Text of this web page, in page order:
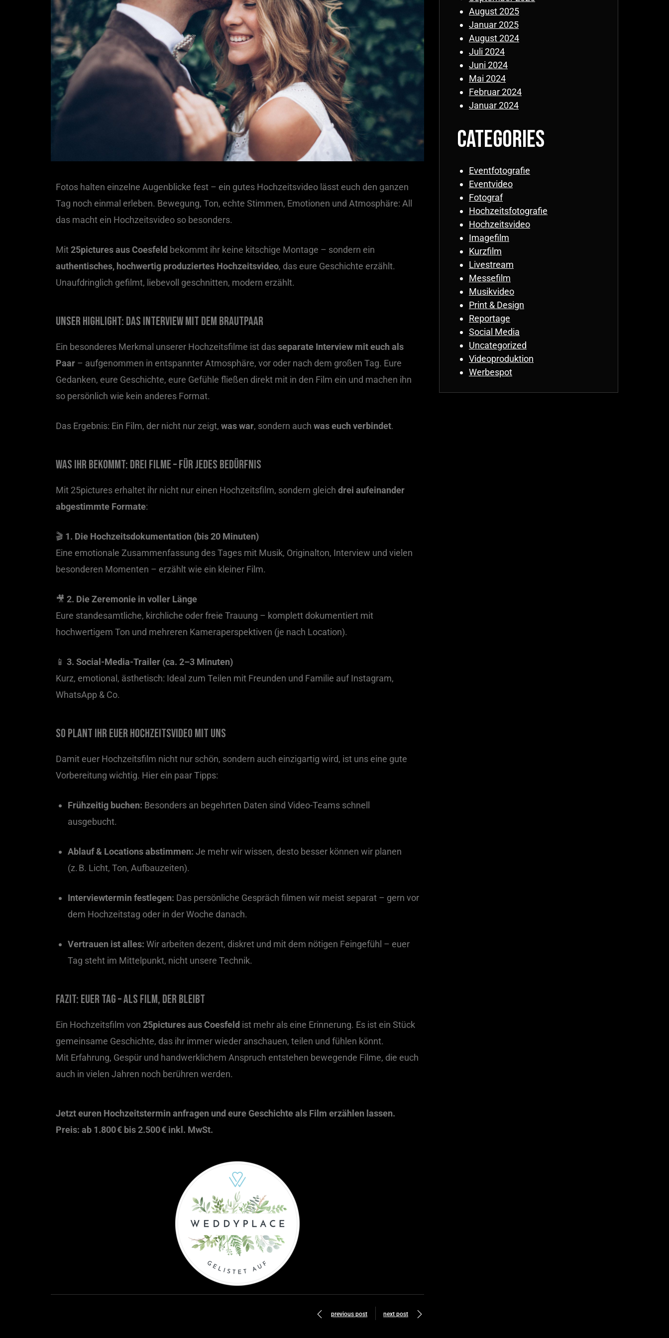
Fotos halten einzelne Augenblicke fest – ein gutes Hochzeitsvideo lässt euch den ganzen
Tag noch einmal erleben. Bewegung, Ton, echte Stimmen, Emotionen und Atmosphäre: All
das macht ein Hochzeitsvideo so besonders.
Mit25pictures aus Coesfeld bekommt ihr keine kitschige Montage – sondern ein
authentisches, hochwertig produziertes Hochzeitsvideo, das eure Geschichte erzählt.
Unaufdringlich gefilmt, liebevoll geschnitten, modern erzählt.
Unser Highlight: Das Interview mit dem Brautpaar
Ein besonderes Merkmal unserer Hochzeitsfilme ist dasseparate Interview mit euch als
Paar – aufgenommen in entspannter Atmosphäre, vor oder nach dem großen Tag. Eure
Gedanken, eure Geschichte, eure Gefühle fließen direkt mit in den Film ein und machen ihn
so persönlich wie kein anderes Format.
Das Ergebnis: Ein Film, der nicht nur zeigt, was war, sondern auch was euch verbindet.
Was ihr bekommt: Drei Filme – für jedes Bedürfnis
Mit 25pictures erhaltet ihr nicht nur einen Hochzeitsfilm, sondern gleich drei aufeinander
abgestimmte Formate:
🎬 1. Die Hochzeitsdokumentation (bis 20 Minuten)
Eine emotionale Zusammenfassung des Tages mit Musik, Originalton, Interview und vielen
besonderen Momenten – erzählt wie ein kleiner Film.
🎥 2. Die Zeremonie in voller Länge
Eure standesamtliche, kirchliche oder freie Trauung – komplett dokumentiert mit
hochwertigem Ton und mehreren Kameraperspektiven (je nach Location).
📱 3. Social-Media-Trailer (ca. 2–3 Minuten)
Kurz, emotional, ästhetisch: Ideal zum Teilen mit Freunden und Familie auf Instagram,
WhatsApp & Co.
So plant ihr euer Hochzeitsvideo mit uns
Damit euer Hochzeitsfilm nicht nur schön, sondern auch einzigartig wird, ist uns eine gute
Vorbereitung wichtig. Hier ein paar Tipps:
Frühzeitig buchen: Besonders an begehrten Daten sind Video-Teams schnell
ausgebucht.
Ablauf & Locations abstimmen: Je mehr wir wissen, desto besser können wir planen
(z. B. Licht, Ton, Aufbauzeiten).
Interviewtermin festlegen: Das persönliche Gespräch filmen wir meist separat – gern vor
dem Hochzeitstag oder in der Woche danach.
Vertrauen ist alles: Wir arbeiten dezent, diskret und mit dem nötigen Feingefühl – euer
Tag steht im Mittelpunkt, nicht unsere Technik.
Fazit: Euer Tag – als Film, der bleibt
Ein Hochzeitsfilm von 25pictures aus Coesfeld ist mehr als eine Erinnerung. Es ist ein Stück
gemeinsame Geschichte, das ihr immer wieder anschauen, teilen und fühlen könnt.
Mit Erfahrung, Gespür und handwerklichem Anspruch entstehen bewegende Filme, die euch
auch in vielen Jahren noch berühren werden.
Jetzt euren Hochzeitstermin anfragen und eure Geschichte als Film erzählen lassen.
Preis: ab 1.800 € bis 2.500 € inkl. MwSt.
previous post next post
August 2025
Januar 2025
August 2024
Juli 2024
Juni 2024
Mai 2024
Februar 2024
Januar 2024
Categories
Eventfotografie
Eventvideo
Fotograf
Hochzeitsfotografie
Hochzeitsvideo
Imagefilm
Kurzfilm
Livestream
Messefilm
Musikvideo
Print & Design
Reportage
Social Media
Uncategorized
Videoproduktion
Werbespot